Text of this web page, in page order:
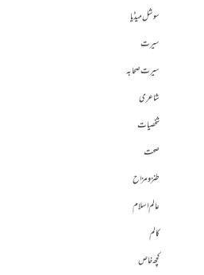
سوشل میڈیا
سیرت
سیرت صحابہ
شاعری
شخصیات
صحت
طنز و مزاح
عالم اسلام
کالم
کچھ خاص